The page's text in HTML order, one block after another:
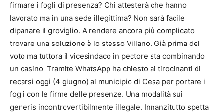
firmare i fogli di presenza? Chi attesterà che hanno
lavorato ma in una sede illegittima? Non sarà facile
dipanare il groviglio. A rendere ancora più complicato
trovare una soluzione è lo stesso Villano. Già prima del
voto ma tuttora il vicesindaco in pectore sta combinando
un casino. Tramite WhatsApp ha chiesto ai tirocinanti di
recarsi oggi (4 giugno) al municipio di Cesa per portare i
fogli con le firme delle presenze. Una modalità sui
generis incontrovertibilmente illegale. Innanzitutto spetta